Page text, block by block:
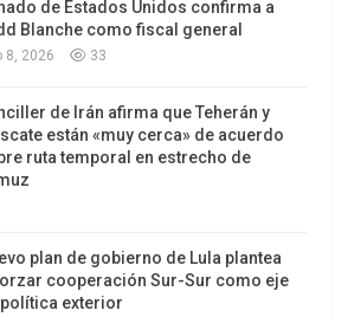
asesinarlo antes de que
utilizando un camión cargado
de Estados Unidos confirma a
Blanche como fiscal general
8, 2026 33
de Irán afirma que Teherán y
están «muy cerca» de acuerdo
ruta temporal en estrecho de
plan de gobierno de Lula plantea
cooperación Sur-Sur como eje
exterior